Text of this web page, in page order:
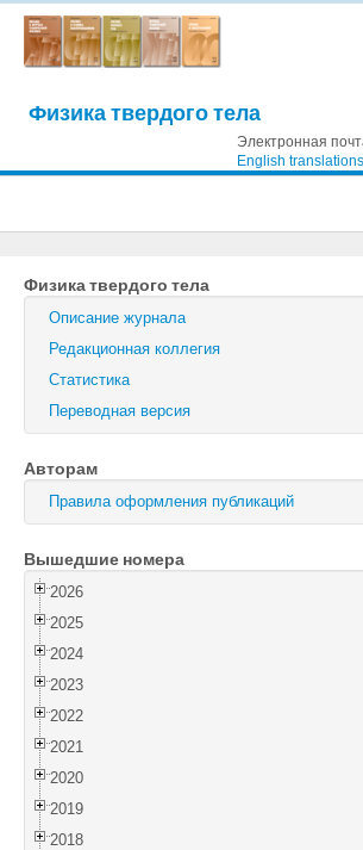
Физика твердого тела
Электронная
English translations
Журнал технической физики
Письма в Журнал технической
Физика твердого тела
Физика и техника полупроводников
Оптика и спектроскопия
Поиск
Войти
Физика твердого тела
Описание журнала
Редакционная коллегия
Статистика
Переводная версия
Авторам
Правила оформления публикаций
Вышедшие номера
2026
2025
2024
2023
2022
2021
2020
2019
2018